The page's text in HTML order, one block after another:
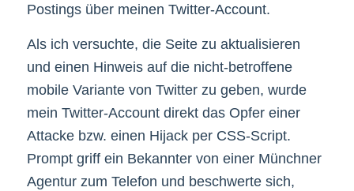
Postings über meinen Twitter-Account.
Als ich versuchte, die Seite zu aktualisieren
und einen Hinweis auf die nicht-betroffene
mobile Variante von Twitter zu geben, wurde
mein Twitter-Account direkt das Opfer einer
Attacke bzw. einen Hijack per CSS-Script.
Prompt griff ein Bekannter von einer Münchner
Agentur zum Telefon und beschwerte sich,